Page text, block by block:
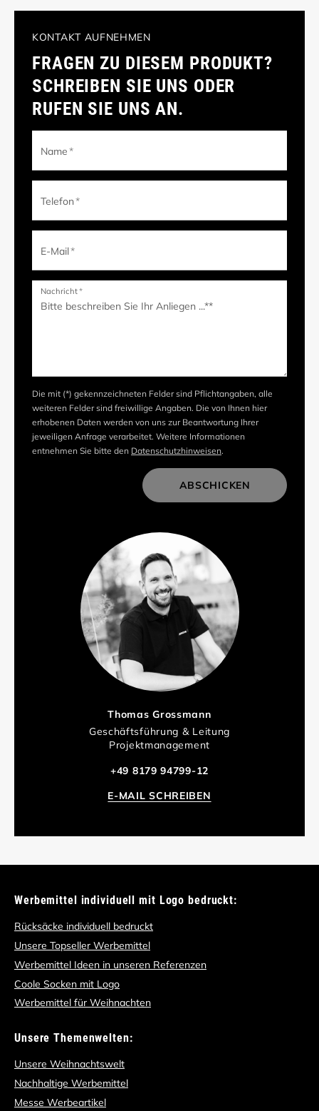
Thomas Grossmann
Geschäftsführung & Leitung
Projektmanagement
+49 8179 94799-12
E-MAIL SCHREIBEN
KONTAKT AUFNEHMEN
FRAGEN ZU DIESEM PRODUKT?
SCHREIBEN SIE UNS ODER
RUFEN SIE UNS AN.
Name*
Telefon*
E-Mail*
Nachricht*
Die mit (*) gekennzeichneten Felder sind Pflichtangaben, alle
weiteren Felder sind freiwillige Angaben. Die von Ihnen hier
erhobenen Daten werden von uns zur Beantwortung Ihrer
jeweiligen Anfrage verarbeitet. Weitere Informationen
entnehmen Sie bitte den Datenschutzhinweisen.
ABSCHICKEN
Werbemittel individuell mit Logo bedruckt:
Rücksäcke individuell bedruckt
Unsere Topseller Werbemittel
Werbemittel Ideen in unseren Referenzen
Coole Socken mit Logo
Werbemittel für Weihnachten
Unsere Themenwelten:
Unsere Weihnachtswelt
Nachhaltige Werbemittel
Messe Werbeartikel